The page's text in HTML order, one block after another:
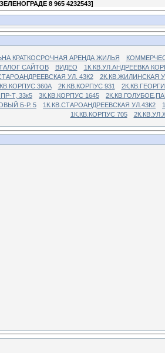
8 965 4232543]
КРАТКОСРОЧНАЯ АРЕНДА ЖИЛЬЯ
САЙТОВ ВИДЕО
1К.КВ.УЛ.АНДРЕЕВКА
УЛ. 43К2
2К.КВ.ЖИЛИНСКАЯ
360А 2К.КВ.КОРПУС 931
Т, 33к5
3К.КВ.КОРПУС 1645
Б-Р. 5
1К.КВ.СТАРОАНДРЕЕВСКАЯ УЛ.43К2
1К.КВ.КОРПУС 705